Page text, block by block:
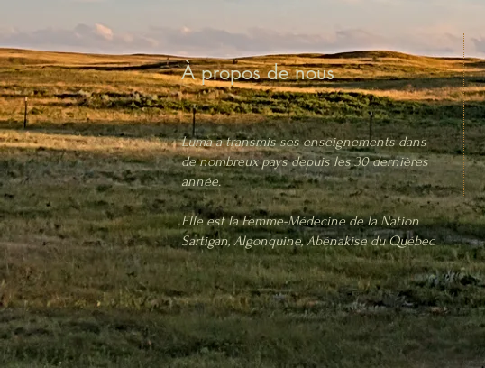
À propos de nous
Luma a transmis ses enseignements dans
de nombreux pays depuis les 30 dernières
année.
Elle est la Femme-Médecine de la Nation
Sartigan, Algonquine, Abénakise du Québec